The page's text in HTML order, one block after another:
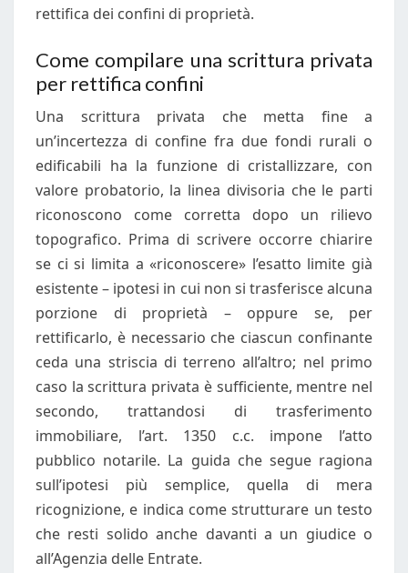
rettifica dei confini di proprietà.
Come compilare una scrittura privata
per rettifica confini
Una scrittura privata che metta fine a
un’incertezza di confine fra due fondi rurali o
edificabili ha la funzione di cristallizzare, con
valore probatorio, la linea divisoria che le parti
riconoscono come corretta dopo un rilievo
topografico. Prima di scrivere occorre chiarire
se ci si limita a «riconoscere» l’esatto limite già
esistente – ipotesi in cui non si trasferisce alcuna
porzione di proprietà – oppure se, per
rettificarlo, è necessario che ciascun confinante
ceda una striscia di terreno all’altro; nel primo
caso la scrittura privata è sufficiente, mentre nel
secondo, trattandosi di trasferimento
immobiliare, l’art. 1350 c.c. impone l’atto
pubblico notarile. La guida che segue ragiona
sull’ipotesi più semplice, quella di mera
ricognizione, e indica come strutturare un testo
che resti solido anche davanti a un giudice o
all’Agenzia delle Entrate.